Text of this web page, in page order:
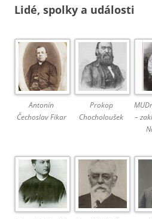
Lidé, spolky a události
Antonín
Čechoslav Fikar
Prokop
Chocholoušek
–